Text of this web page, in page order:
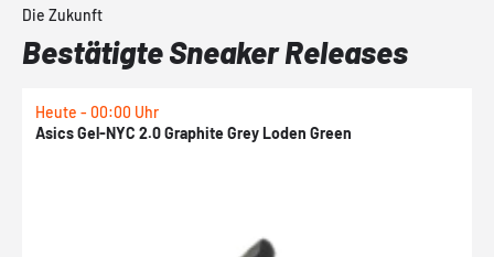
Die Zukunft
Bestätigte Sneaker Releases
Heute - 00:00 Uhr
Asics Gel-NYC 2.0 Graphite Grey Loden Green